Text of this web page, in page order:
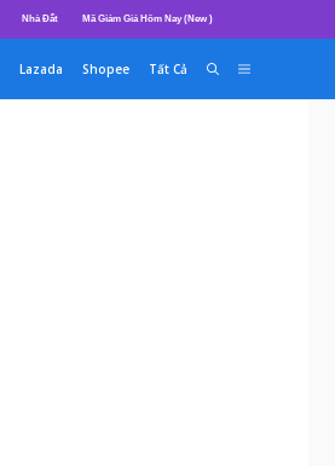
Nhà Đất Mã Giảm Giá Hôm Nay (New )
Lazada Shopee Tất Cả